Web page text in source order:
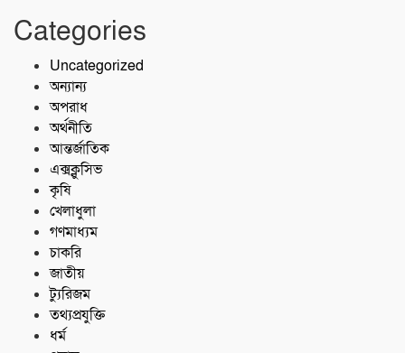
Categories
Uncategorized
অন্যান্য
অপরাধ
অর্থনীতি
আন্তর্জাতিক
এক্সক্লুসিভ
কৃষি
খেলাধুলা
গণমাধ্যম
চাকরি
জাতীয়
ট্যুরিজম
তথ্যপ্রযুক্তি
ধর্ম